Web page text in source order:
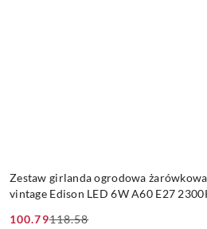
Zestaw girlanda ogrodowa
vintage Edison LED 6W A60 E27
100.79118.58